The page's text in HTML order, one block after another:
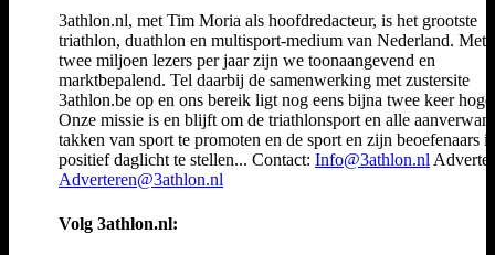
3athlon.nl, met Tim Moria als hoofdredacteur, is het grootste
triathlon, duathlon en multisport-medium van Nederland. Met
twee miljoen lezers per jaar zijn we toonaangevend en
marktbepalend. Tel daarbij de samenwerking met zustersite
3athlon.be op en ons bereik ligt nog eens bijna twee keer
Onze missie is en blijft om de triathlonsport en alle
takken van sport te promoten en de sport en zijn beoefenaars
positief daglicht te stellen... Contact: Info@3athlon.nl
Adverteren@3athlon.nl
Volg 3athlon.nl: